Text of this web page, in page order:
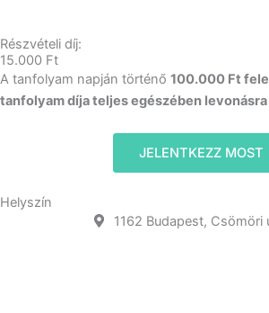
Részvételi díj:
15.000 Ft
A tanfolyam napján történő 100.000 Ft
tanfolyam díja teljes egészében
JELENTKEZZ MOST
Helyszín
1162 Budapest, Csömöri